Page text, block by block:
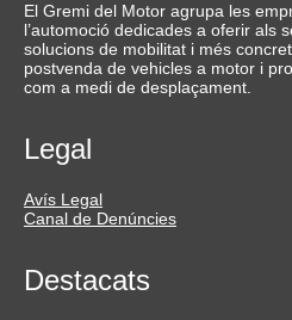
El Gremi del Motor agrupa les
l’automoció dedicades a oferir als
solucions de mobilitat i més
postvenda de vehicles a motor i
com a medi de desplaçament.
Legal
Avís Legal
Canal de Denúncies
Destacats